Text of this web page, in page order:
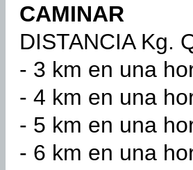
CAMINAR
DISTANCIA Kg.
- 3 km en una
- 4 km en una
- 5 km en una
- 6 km en una